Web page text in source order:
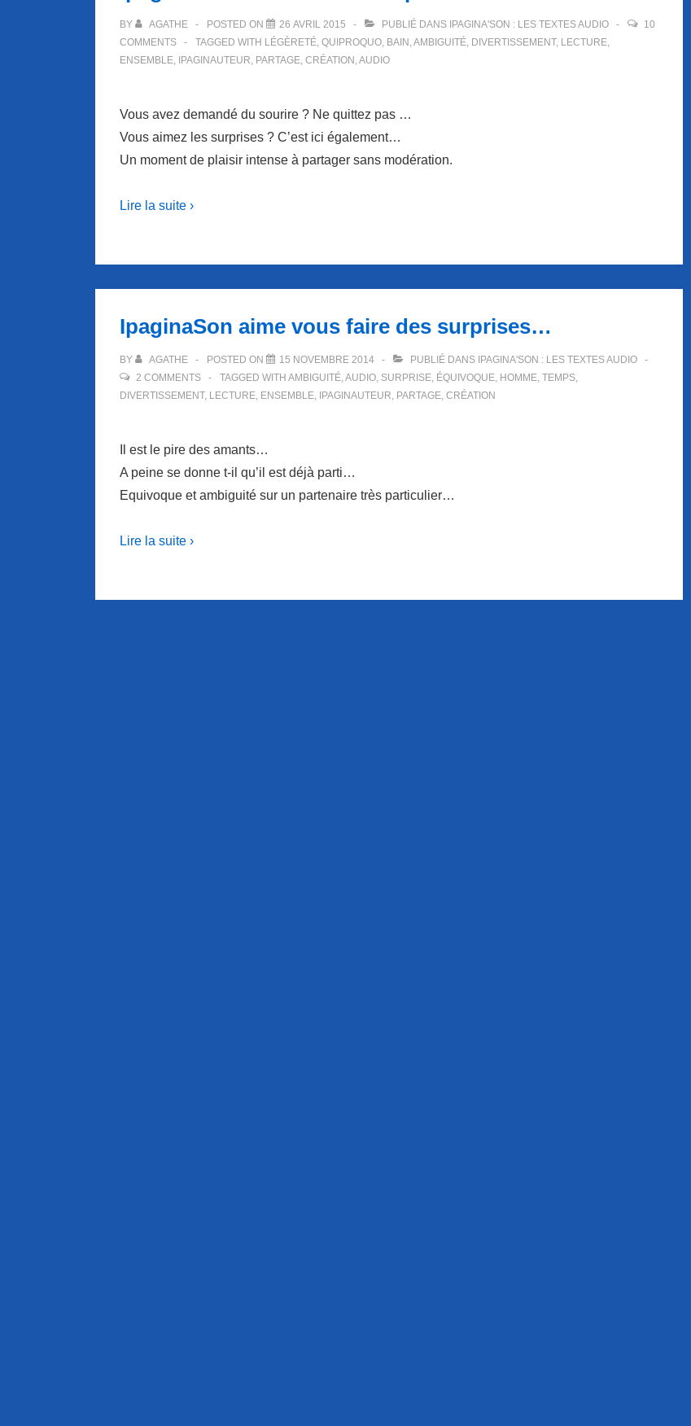
BY AGATHE POSTED ON 26 AVRIL 2015 PUBLIÉ DANS IPAGINA'SON : LES TEXTES AUDIO
10
COMMENTS
TAGGED WITH LÉGÈRETÉ, QUIPROQUO, BAIN ,AMBIGUITÉ, DIVERTISSEMENT, LECTURE,
ENSEMBLE, IPAGINAUTEUR, PARTAGE, CRÉATION ,AUDIO
Vous avez demandé du sourire ? Ne quittez pas …
Vous aimez les surprises ? C’est ici également…
Un moment de plaisir intense à partager sans modération.
Lire la suite ›
IpaginaSon aime vous faire des surprises…
BY AGATHE POSTED ON 15 NOVEMBRE 2014 PUBLIÉ DANS IPAGINA'SON : LES TEXTES AUDIO
2 COMMENTS
TAGGED WITH AMBIGUITÉ,AUDIO, SURPRISE, ÉQUIVOQUE, HOMME, TEMPS,
DIVERTISSEMENT, LECTURE, ENSEMBLE, IPAGINAUTEUR, PARTAGE, CRÉATION
Il est le pire des amants…
A peine se donne t-il qu’il est déjà parti…
Equivoque et ambiguité sur un partenaire très particulier…
Lire la suite ›